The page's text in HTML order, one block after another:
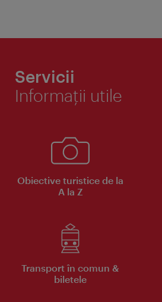
Servicii
Informaţii utile
Obiective turistice de la
A la Z
Transport în comun &
biletele